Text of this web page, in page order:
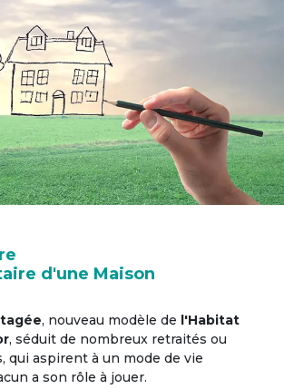
d'une Maison
, nouveau modèle de l'Habitat
, séduit de nombreux retraités ou
qui aspirent à un mode de vie
a son rôle à jouer.